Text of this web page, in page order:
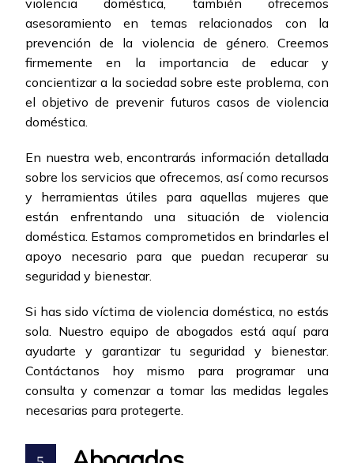
violencia doméstica, también ofrecemos
asesoramiento en temas relacionados con la
prevención de la violencia de género. Creemos
firmemente en la importancia de educar y
concientizar a la sociedad sobre este problema, con
el objetivo de prevenir futuros casos de violencia
doméstica.
En nuestra web, encontrarás información detallada
sobre los servicios que ofrecemos, así como recursos
y herramientas útiles para aquellas mujeres que
están enfrentando una situación de violencia
doméstica. Estamos comprometidos en brindarles el
apoyo necesario para que puedan recuperar su
seguridad y bienestar.
Si has sido víctima de violencia doméstica, no estás
sola. Nuestro equipo de abogados está aquí para
ayudarte y garantizar tu seguridad y bienestar.
Contáctanos hoy mismo para programar una
consulta y comenzar a tomar las medidas legales
necesarias para protegerte.